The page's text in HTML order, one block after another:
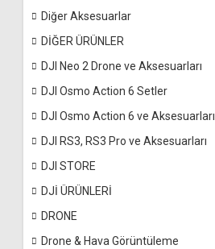
Diğer Aksesuarlar
DİĞER ÜRÜNLER
DJI Neo 2 Drone ve Aksesuarları
DJI Osmo Action 6 Setler
DJI Osmo Action 6 ve Aksesuarları
DJI RS3, RS3 Pro ve Aksesuarları
DJI STORE
DJİ ÜRÜNLERİ
DRONE
Drone & Hava Görüntüleme